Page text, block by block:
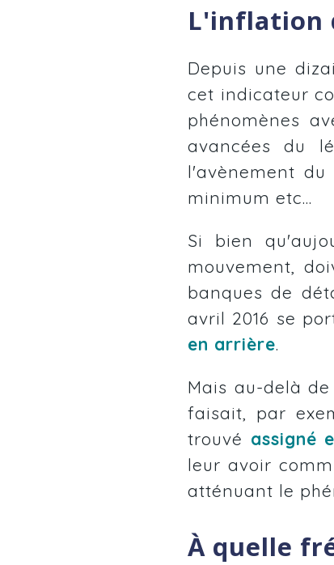
L'inflation
Depuis une
cet indicateur
phénomènes
avancées du
l'avènement
minimum etc...
Si bien
mouvement,
banques de
avril 2016 se
en arrière.
Mais au-delà
faisait, par
trouvé assigné
leur avoir
atténuant le
À quelle